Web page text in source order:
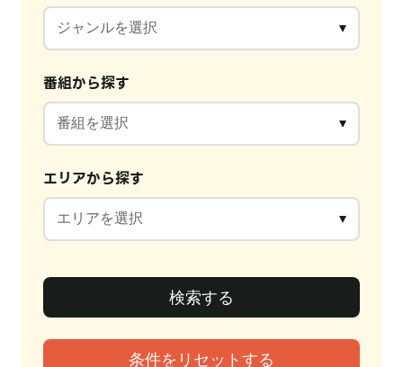
番組から探す
エリアから探す